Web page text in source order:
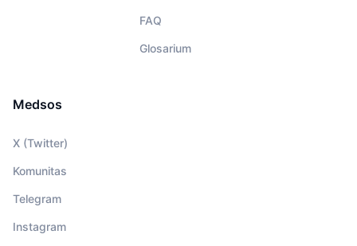
FAQ
Glosarium
Medsos
X (Twitter)
Komunitas
Telegram
Instagram